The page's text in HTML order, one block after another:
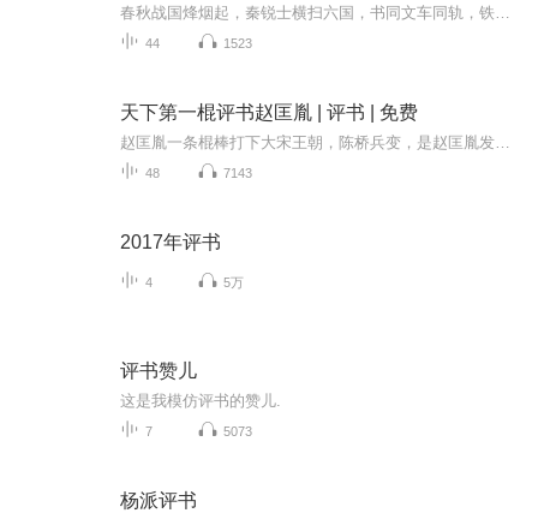
44 1523
天下第一棍评书赵匡胤 | 评书 | 免费
48 7143
2017年评书
4 5万
评书赞儿
这是我模仿评书的赞儿.
7 5073
杨派评书